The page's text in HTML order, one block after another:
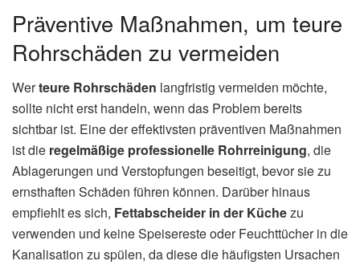
Präventive Maßnahmen, um teure
Rohrschäden zu vermeiden
Werteure Rohrschäden langfristig vermeiden möchte,
sollte nicht erst handeln, wenn das Problem bereits
sichtbar ist. Eine der effektivsten präventiven Maßnahmen
ist die regelmäßige professionelle Rohrreinigung, die
Ablagerungen und Verstopfungen beseitigt, bevor sie zu
ernsthaften Schäden führen können. Darüber hinaus
empfiehlt es sich, Fettabscheider in der Küchezu
verwenden und keine Speisereste oder Feuchttücher in die
Kanalisation zu spülen, da diese die häufigsten Ursachen